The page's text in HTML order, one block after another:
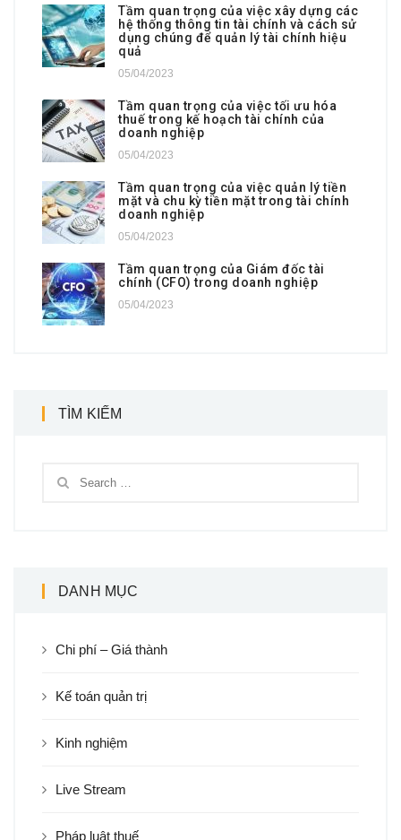
Tầm quan trọng của việc xây dựng các
hệ thống thông tin tài chính và cách sử
dụng chúng để quản lý tài chính hiệu
quả
05/04/2023
Tầm quan trọng của việc tối ưu hóa
thuế trong kế hoạch tài chính của
doanh nghiệp
05/04/2023
Tầm quan trọng của việc quản lý tiền
mặt và chu kỳ tiền mặt trong tài chính
doanh nghiệp
05/04/2023
Tầm quan trọng của Giám đốc tài
chính (CFO) trong doanh nghiệp
05/04/2023
TÌM KIẾM
DANH MỤC
Chi phí – Giá thành
Kế toán quản trị
Kinh nghiệm
Live Stream
Pháp luật thuế